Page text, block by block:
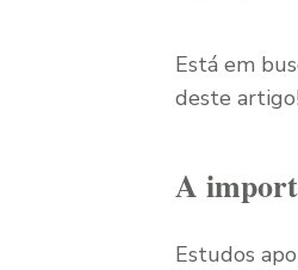
Está em
deste artigo!
A
Estudos